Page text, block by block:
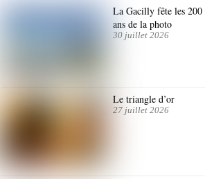
La Gacilly fête les 200
ans de la photo
30 juillet 2026
Le triangle d’or
27 juillet 2026